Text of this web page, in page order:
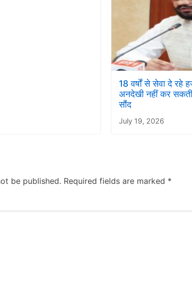
18 वर्षों से सेवा दे रहे
अनदेखी नहीं कर सकती
सौंद
July 19, 2026
be published. Required fields are marked *